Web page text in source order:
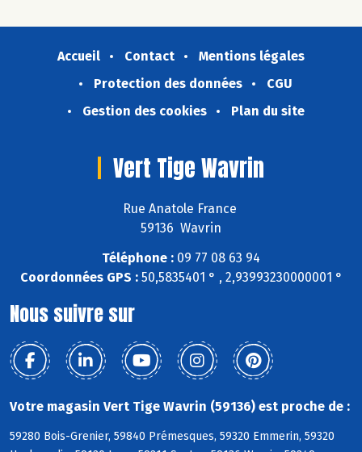
Accueil Contact
Mentions légales
Protection des données
CGU
Gestion des cookies
Plan du site
Vert Tige Wavrin
Rue Anatole France
59136 Wavrin
Téléphone : 09 77 08 63 94
Coordonnées GPS :50,5835401 ° , 2,93993230000001 °
Nous suivre sur
Votre magasin Vert Tige Wavrin (59136) est proche de :
59280 Bois-Grenier, 59840 Prémesques, 59320 Emmerin, 59320